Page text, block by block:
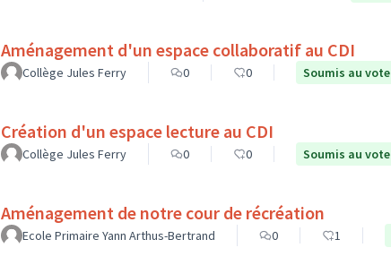
Aménagement d'un espace collaboratif au CDI
Collège Jules Ferry 0 0 Soumis au vote
Création d'un espace lecture au CDI
Collège Jules Ferry 0 0 Soumis au vote
Aménagement de notre cour de récréation
Ecole Primaire Yann Arthus-Bertrand 0 1